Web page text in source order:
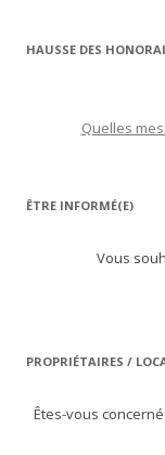
HAUSSE DES
Quelles
ÊTRE INFORMÉ(E)
Vous
PROPRIÉTAIRES /
Êtes-vous